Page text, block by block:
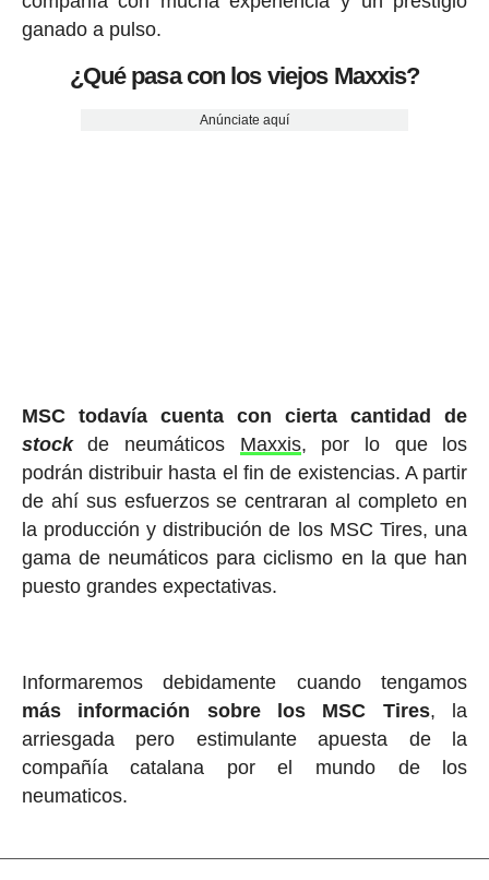
ganado a pulso.
¿Qué pasa con los viejos Maxxis?
Anúnciate aquí
MSC todavía cuenta con cierta cantidad de
stock
de neumáticos Maxxis, por lo que los
podrán distribuir hasta el fin de existencias. A partir
de ahí sus esfuerzos se centraran al completo en
la producción y distribución de los MSC Tires, una
gama de neumáticos para ciclismo en la que han
puesto grandes expectativas.
Informaremos debidamente cuando tengamos
más información sobre los MSC Tires, la
arriesgada pero estimulante apuesta de la
compañía catalana por el mundo de los
neumaticos.